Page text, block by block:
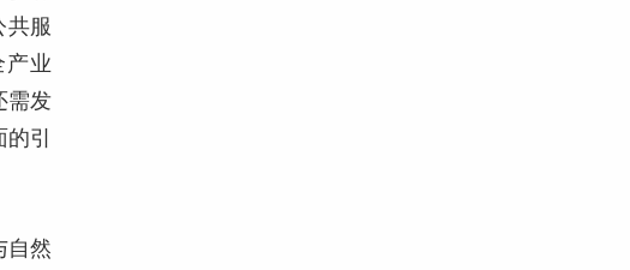
共服
产业
需发
引
自然